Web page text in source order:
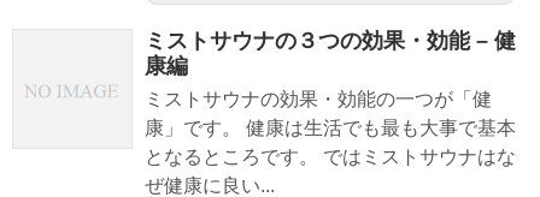
ミストサウナの３つの効果・効能 – 健
康編
ミストサウナの効果・効能の一つが「健
康」です。 健康は生活でも最も大事で基本
となるところです。 ではミストサウナはな
ぜ健康に良い...